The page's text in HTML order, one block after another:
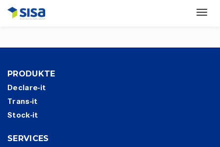
PRODUKTE
Declare-it
Trans-it
Stock-it
SERVICES